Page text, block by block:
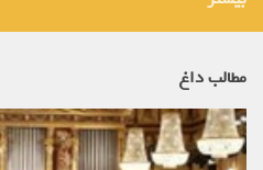
مطالب داغ